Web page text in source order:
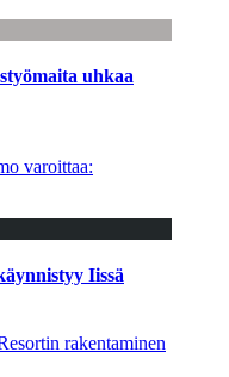
uhkaa
varoittaa:
Iissä
rakentaminen